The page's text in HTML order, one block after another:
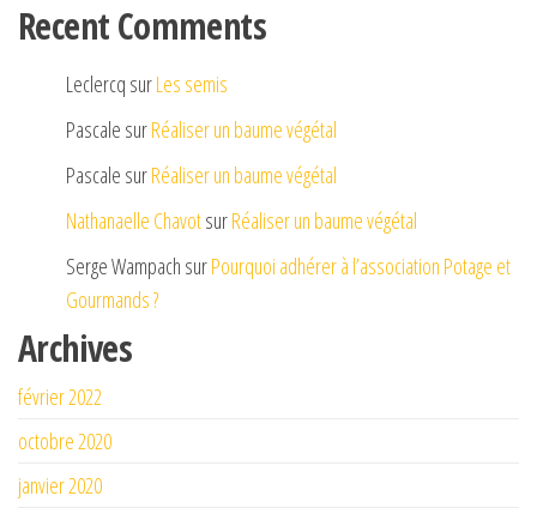
Recent Comments
Leclercq surLes semis
Pascale surRéaliser un baume végétal
Pascale surRéaliser un baume végétal
Nathanaelle ChavotsurRéaliser un baume végétal
Serge Wampach surPourquoi adhérer à l’association Potage et
Gourmands ?
Archives
février 2022
octobre 2020
janvier 2020